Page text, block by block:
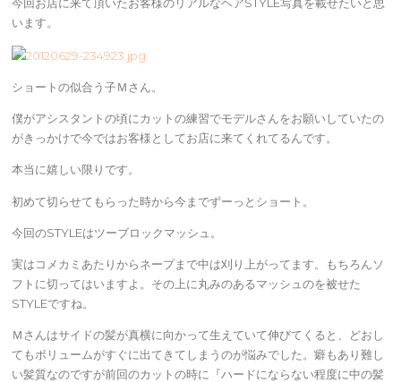
今回お店に来て頂いたお客様のリアルなヘアSTYLE写真を載せたいと思
います。
ショートの似合う子Ｍさん。
僕がアシスタントの頃にカットの練習でモデルさんをお願いしていたの
がきっかけで今ではお客様としてお店に来てくれてるんです。
本当に嬉しい限りです。
初めて切らせてもらった時から今までずーっとショート。
今回のSTYLEはツーブロックマッシュ。
実はコメカミあたりからネープまで中は刈り上がってます。もちろんソ
フトに切ってはいますよ。その上に丸みのあるマッシュのを被せた
STYLEですね。
Ｍさんはサイドの髪が真横に向かって生えていて伸びてくると、どおし
てもボリュームがすぐに出てきてしまうのが悩みでした。癖もあり難し
い髪質なのですが前回のカットの時に『ハードにならない程度に中の髪